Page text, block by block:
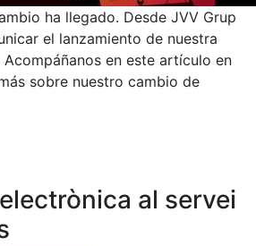
ha llegado. Desde JVV Grup
el lanzamiento de nuestra
en este artículo en
sobre nuestro cambio de
al servei